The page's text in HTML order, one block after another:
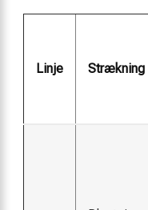
Linje Strækning